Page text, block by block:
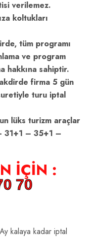
verilemez.
koltukları
tüm programı
ve program
hakkına sahiptir.
firma 5 gün
turu iptal
lüks turizm araçlar
31+1 – 35+1 –
İÇİN :
70
kalaya kadar iptal